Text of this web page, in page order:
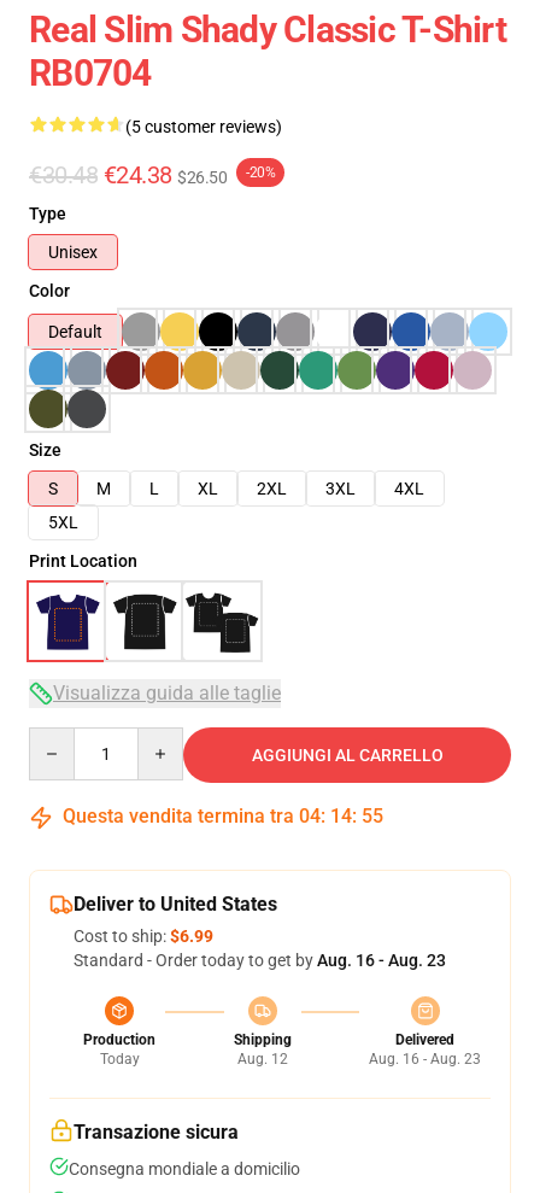
Real Slim Shady Classic T-Shirt
RB0704
(5 customer reviews)
€30.48 €24.38 $26.50 -20%
Type
Unisex
Color
Default
Size
S
M L XL 2XL 3XL
4XL
5XL
Print Location
Visualizza guida alle taglie
AGGIUNGI AL CARRELLO
Questa vendita termina tra 04: 14: 54
Deliver to United States
Cost to ship:$6.99
Standard - Order today to get byAug. 16 - Aug. 23
Production
Today
Shipping
Aug. 12
Delivered
Aug. 16 - Aug. 23
Transazione sicura
Consegna mondiale a domicilio